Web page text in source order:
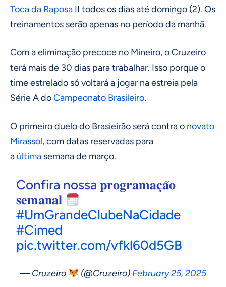
Toca da Raposa II todos os dias até domingo (2). Os
treinamentos serão apenas no período da manhã.
Com a eliminação precoce no Mineiro, o Cruzeiro
terá mais de 30 dias para trabalhar. Isso porque o
time estrelado só voltará a jogar na estreia pela
Série A doCampeonato Brasileiro.
O primeiro duelo do Brasieirão será contra o novato
Mirassol, com datas reservadas para
a última semana de março.
Confira nossa 𝐩𝐫𝐨𝐠𝐫𝐚𝐦𝐚𝐜̧𝐚̃𝐨
𝐬𝐞𝐦𝐚𝐧𝐚𝐥
#UmGrandeClubeNaCidade
#Cimed
pic.twitter.com/vfkl60d5GB
— Cruzeiro (@Cruzeiro) February 25, 2025